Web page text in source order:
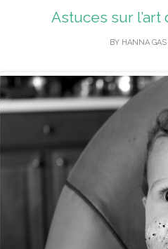
Astuces sur
BY HANNA GAS